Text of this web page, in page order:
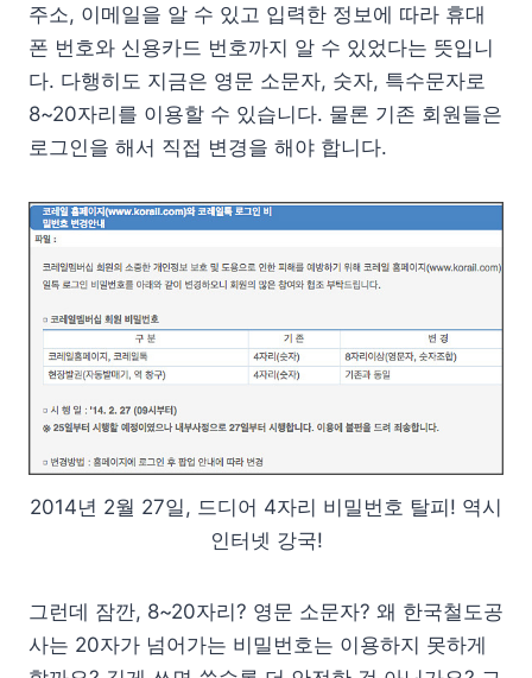
주소, 이메일을 알 수 있고 입력한 정보에 따라 휴대
폰 번호와 신용카드 번호까지 알 수 있었다는 뜻입니
다. 다행히도 지금은 영문 소문자, 숫자, 특수문자로
8~20자리를 이용할 수 있습니다. 물론 기존 회원들은
로그인을 해서 직접 변경을 해야 합니다.
2014년 2월 27일, 드디어 4자리 비밀번호 탈피! 역시
인터넷 강국!
그런데 잠깐, 8~20자리? 영문 소문자? 왜 한국철도공
사는 20자가 넘어가는 비밀번호는 이용하지 못하게